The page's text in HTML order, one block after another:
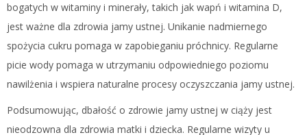
bogatych w witaminy i minerały, takich jak wapń i witamina D,
jest ważne dla zdrowia jamy ustnej. Unikanie nadmiernego
spożycia cukru pomaga w zapobieganiu próchnicy. Regularne
picie wody pomaga w utrzymaniu odpowiedniego poziomu
nawilżenia i wspiera naturalne procesy oczyszczania jamy ustnej.
Podsumowując, dbałość o zdrowie jamy ustnej w ciąży jest
nieodzowna dla zdrowia matki i dziecka. Regularne wizyty u